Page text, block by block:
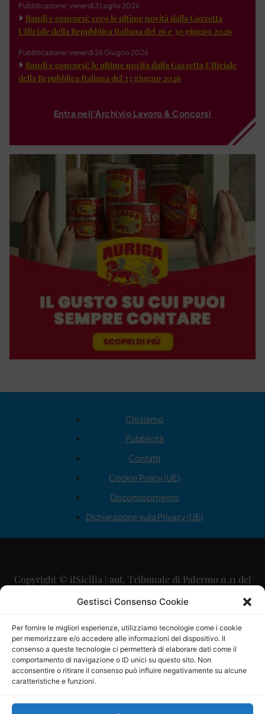
Gestisci Consenso Cookie
Per fornire le migliori esperienze, utilizziamo tecnologie come i cookie
per memorizzare e/o accedere alle informazioni del dispositivo. Il
consenso a queste tecnologie ci permetterà di elaborare dati come il
comportamento di navigazione o ID unici su questo sito. Non
acconsentire o ritirare il consenso può influire negativamente su alcune
caratteristiche e funzioni.
Pubblicazione: venerdì 3 Luglio 2026
Bandi e concorsi: ecco le ultime novità dalla Gazzetta
Ufficiale della Repubblica Italiana del 26 e 30 giugno 2026
Pubblicazione: venerdì 26 Giugno 2026
Bandi e concorsi: le ultime novità dalla Gazzetta Ufficiale
della Repubblica Italiana del 23 giugno 2026
Entra nell'Archivio Lavoro & Concorsi
Chi siamo
Pubblicità
Contatti
Cookie Policy (UE)
Disconoscimento
Dichiarazione sulla Privacy (UE)
Copyright © ilSicilia | aut. Tribunale di Palermo n.11 del
29/09/2015
Direttore Editoriale: Maurizio Scaglione
Direttore Responsabile: Maria Calabrese